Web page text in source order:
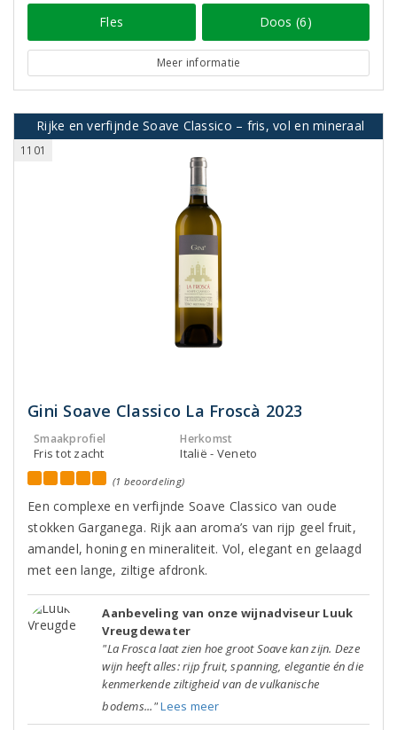
Fles Doos (6)
Meer informatie
Rijke en verfijnde Soave Classico – fris, vol en mineraal
1101
Gini Soave Classico La Froscà 2023
Smaakprofiel
Fris tot zacht
Herkomst
Italië - Veneto
(1 beoordeling)
Een complexe en verfijnde Soave Classico van oude
stokken Garganega. Rijk aan aroma’s van rijp geel fruit,
amandel, honing en mineraliteit. Vol, elegant en gelaagd
met een lange, ziltige afdronk.
Aanbeveling van onze wijnadviseur Luuk
Vreugdewater
"La Frosca laat zien hoe groot Soave kan zijn. Deze
wijn heeft alles: rijp fruit, spanning, elegantie én die
kenmerkende ziltigheid van de vulkanische
bodems..."Lees meer